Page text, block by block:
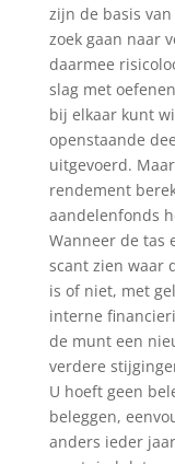
zijn de basis
zoek gaan naar
daarmee
slag met
bij elkaar kunt
openstaande
uitgevoerd.
rendement
aandelenfonds
Wanneer de tas
scant zien waar
is of niet, met
interne
de munt een
verdere
U hoeft geen
beleggen,
anders ieder